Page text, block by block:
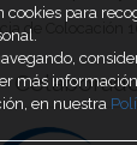
de Colocación
cookies para
más
en nuestra